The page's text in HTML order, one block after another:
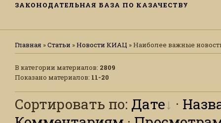
ЗАКОНОДАТЕЛЬНАЯ БАЗА ПО КАЗАЧЕСТВУ
Главная »Статьи »Новости КИАЦ » Наиболее важные
В категории материалов: 2809
Показано материалов: 11-20
Сортировать по: Дате ·